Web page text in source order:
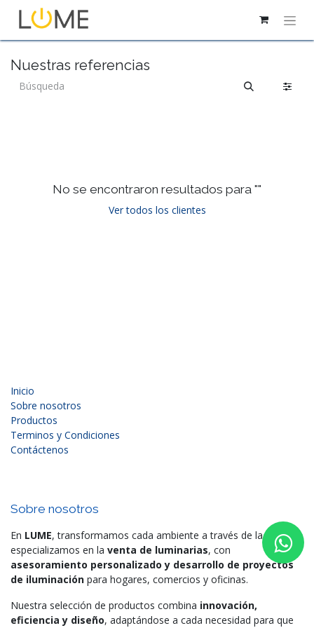
Nuestras referencias
No se encontraron resultados para ""
Ver todos los clientes
Inicio
Sobre nosotros
Productos
Terminos y Condiciones
Contáctenos
Sobre nosotros
En LUME, transformamos cada ambiente a través de la luz. Nos
especializamos en la venta de luminarias, con
asesoramiento personalizado y desarrollo de proyectos
de iluminación para hogares, comercios y oficinas.
Nuestra selección de productos combina innovación,
eficiencia y diseño, adaptándose a cada necesidad para que